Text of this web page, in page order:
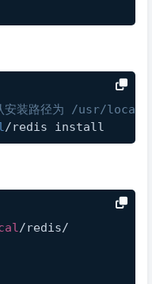
认安装路径为 /usr/
/redis install
/redis/